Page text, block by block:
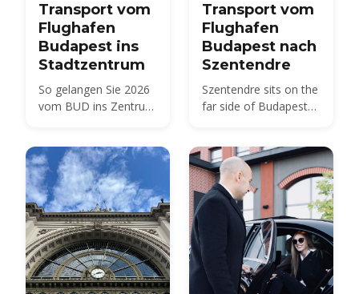
Transport vom
Flughafen
Budapest ins
Stadtzentrum
So gelangen Sie 2026
vom BUD ins Zentrum
im Vergleich, mit
Preisen und
Fahrzeiten.
Transport vom
Flughafen
Budapest nach
Szentendre
Szentendre sits on the
far side of Budapest
km usually quoted.
Here is every route,
with 2026 fares.